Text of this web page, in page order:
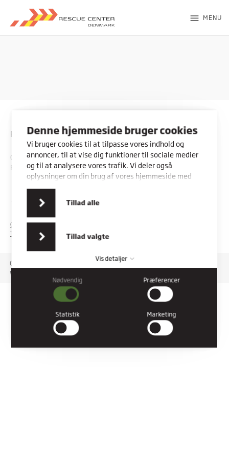
Denne hjemmeside bruger cookies
Vi bruger cookies til at tilpasse vores indhold og
annoncer, til at vise dig funktioner til sociale medier
og til at analysere vores trafik. Vi deler også
oplysninger om din brug af vores hjemmeside med
vores partnere inden for sociale medier,
annonceringspartnere og analysepartnere. Vores
partnere kan kombinere disse data med andre
oplysninger, du har givet dem, eller som de har
Tillad valgte
Tillad alle
Vis detaljer
Nødvendig
Nødvendige cookies hjælper med at gøre en hjemmeside
brugbar ved at aktivere grundlæggende funktioner såsom
side-navigation og adgang til sikre områder af hjemmesiden.
Hjemmesiden kan ikke fungere ordentligt uden disse cookies.
Nødvendig Præferencer
Statistik Marketing
menu MENU
Rybners - Rescue Center
CVR: 45357716
EAN: 5798000553842
Kontakt os
COOKIES
PRIVATLIVSPOLITIK
TILGÆNGELIGHEDSERKLÆRING
Copyright © 2026 Rybners. All rights reserved.
Website: Co3